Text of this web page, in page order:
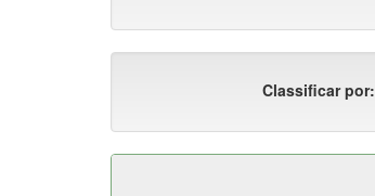
Classificar por: